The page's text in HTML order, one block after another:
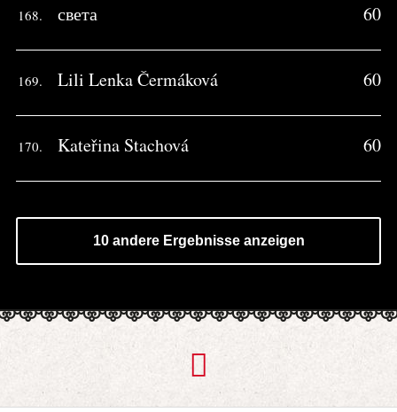
168. света 60
169. Lili Lenka Čermáková 60
170. Kateřina Stachová 60
10 andere Ergebnisse anzeigen